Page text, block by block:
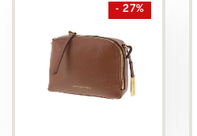
- 27%